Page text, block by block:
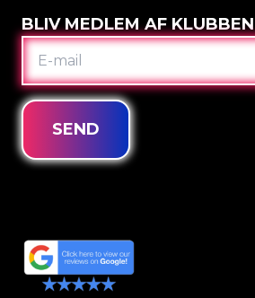
BLIV MEDLEM AF KLUBBEN
E-
MAIL
SEND